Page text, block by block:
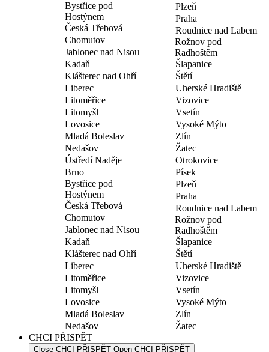
Bystřice pod
Hostýnem
Česká Třebová
Chomutov
Jablonec nad Nisou
Kadaň
Klášterec nad Ohří
Liberec
Litoměřice
Litomyšl
Lovosice
Mladá Boleslav
Nedašov
Plzeň
Praha
Roudnice nad Labem
Rožnov pod
Radhoštěm
Šlapanice
Štětí
Uherské Hradiště
Vizovice
Vsetín
Vysoké Mýto
Zlín
Žatec
Ústředí Naděje
Brno
Bystřice pod
Hostýnem
Česká Třebová
Chomutov
Jablonec nad Nisou
Kadaň
Klášterec nad Ohří
Liberec
Litoměřice
Litomyšl
Lovosice
Mladá Boleslav
Nedašov
Otrokovice
Písek
Plzeň
Praha
Roudnice nad Labem
Rožnov pod
Radhoštěm
Šlapanice
Štětí
Uherské Hradiště
Vizovice
Vsetín
Vysoké Mýto
Zlín
Žatec
CHCI PŘISPĚT
Close CHCI PŘISPĚT Open CHCI PŘISPĚT